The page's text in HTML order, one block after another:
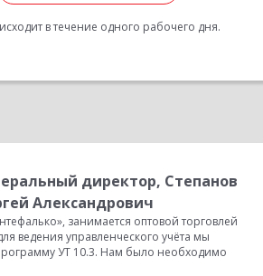
в течение одного рабочего дня.
директор, Степанов
Александрович
занимается оптовой торговлей
ведения управленческого учёта мы
УТ 10.3. Нам было необходимо